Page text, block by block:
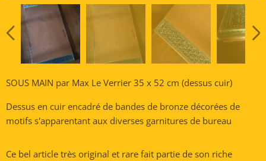
SOUS MAIN par Max Le Verrier 35 x 52 cm (dessus cuir)
Dessus en cuir encadré de bandes de bronze décorées de
motifs s'apparentant aux diverses garnitures de bureau
Ce bel article très original et rare fait partie de son riche